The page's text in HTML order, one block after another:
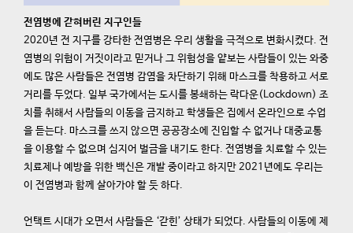
전염병에 갇혀버린 지구인들
2020년 전 지구를 강타한 전염병은 우리 생활을 극적으로 변화시켰다. 전
염병의 위험이 거짓이라고 믿거나 그 위험성을 얕보는 사람들이 있는 와중
에도 많은 사람들은 전염병 감염을 차단하기 위해 마스크를 착용하고 서로
거리를 두었다. 일부 국가에서는 도시를 봉쇄하는 락다운(Lockdown) 조
치를 취해서 사람들의 이동을 금지하고 학생들은 집에서 온라인으로 수업
을 듣는다. 마스크를 쓰지 않으면 공공장소에 진입할 수 없거나 대중교통
을 이용할 수 없으며 심지어 벌금을 내기도 한다. 전염병을 치료할 수 있는
치료제나 예방을 위한 백신은 개발 중이라고 하지만 2021년에도 우리는
이 전염병과 함께 살아가야 할 듯 하다.
언택트 시대가 오면서 사람들은 ‘갇힌’ 상태가 되었다. 사람들의 이동에 제